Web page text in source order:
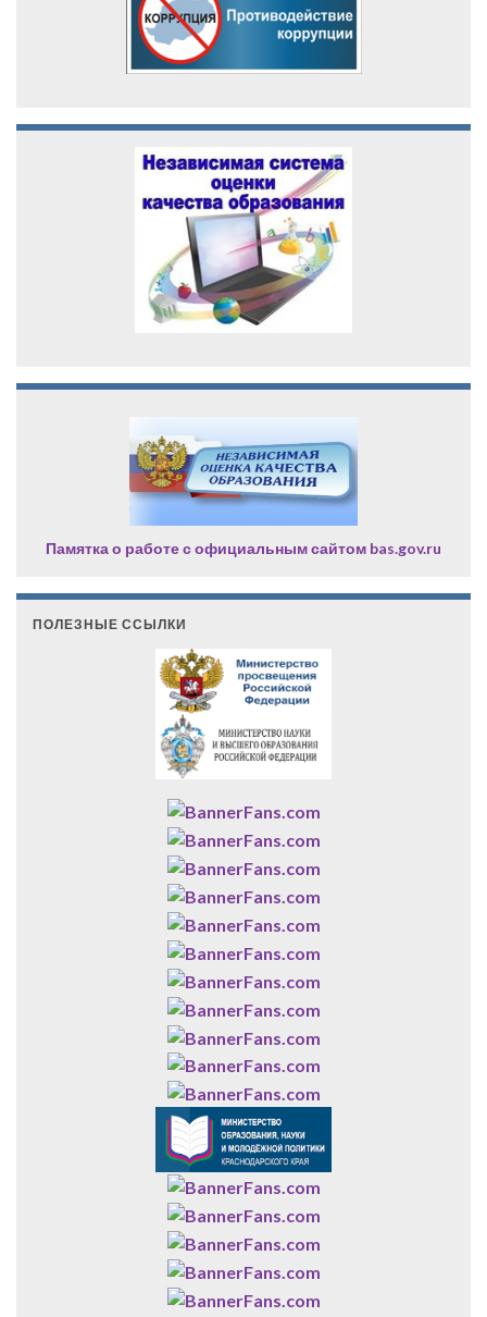
Памятка о работе с официальным сайтом bas.gov.ru
ПОЛЕЗНЫЕ ССЫЛКИ